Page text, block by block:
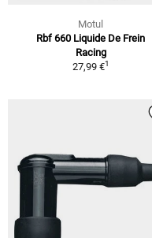
Motul
Rbf 660 Liquide De Frein
Racing
27,99 €1